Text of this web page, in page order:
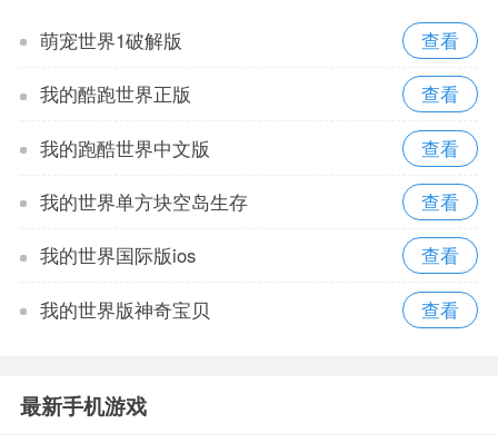
萌宠世界1破解版
我的酷跑世界正版
我的跑酷世界中文版
我的世界单方块空岛生存
我的世界国际版ios
我的世界版神奇宝贝
最新手机游戏